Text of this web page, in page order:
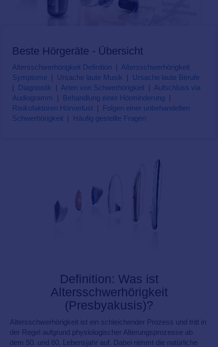
Beste Hörgeräte - Übersicht
Altersschwerhörigkeit Definition
Altersschwerhörigkeit
Symptome
Ursache laute Musik
Ursache laute Berufe
Diagnostik Arten von Schwerhörigkeit
Aufschluss via
Audiogramm
Behandlung einer Hörminderung
Risikofaktoren Hörverlust
Folgen einer unbehandelten
Schwerhörigkeit
Häufig gestellte Fragen
Definition: Was ist
Altersschwerhörigkeit
(Presbyakusis)?
Altersschwerhörigkeit ist ein schleichender Prozess und tritt in
der Regel aufgrund physiologischer Alterungsprozesse ab
dem 50. und 60. Lebensjahr auf. Dabei nimmt die natürliche